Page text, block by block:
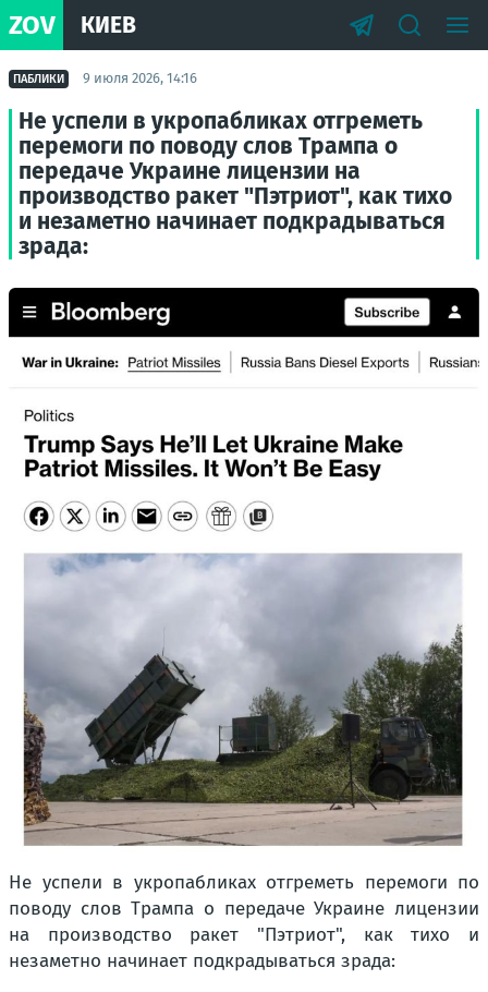
ZOV КИЕВ
ПАБЛИКИ 9 июля 2026, 14:16
Не успели в укропабликах отгреметь
перемоги по поводу слов Трампа о
передаче Украине лицензии на
производство ракет "Пэтриот", как тихо
и незаметно начинает подкрадываться
зрада:
Не успели в укропабликах отгреметь перемоги по
поводу слов Трампа о передаче Украине лицензии
на производство ракет "Пэтриот", как тихо и
незаметно начинает подкрадываться зрада: